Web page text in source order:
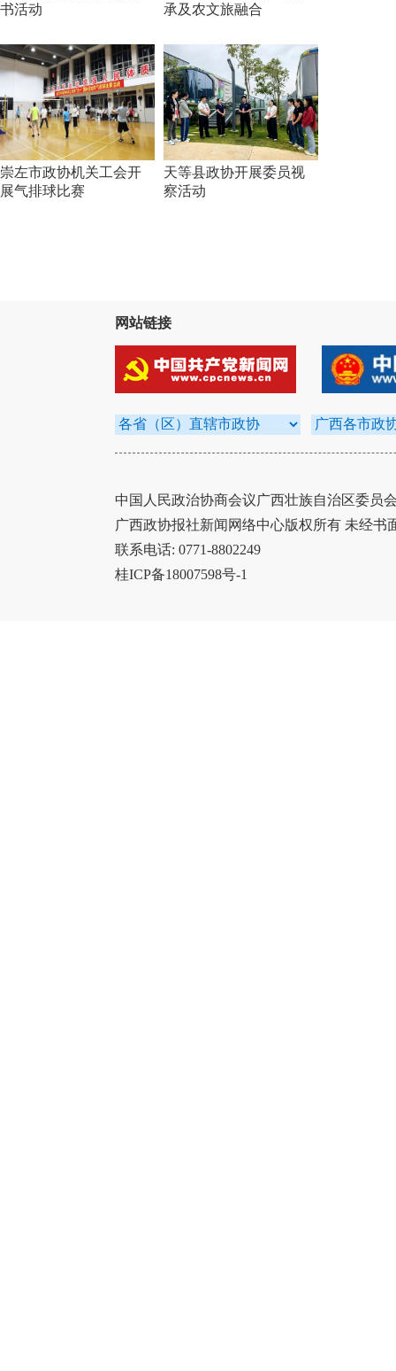
书活动
承及农文旅融合
崇左市政协机关工会开
展气排球比赛
天等县政协开展委员视
察活动
网站链接
中国人民政治协商会议广西壮族自治区委员
广西政协报社新闻网络中心版权所有 未经书
联系电话: 0771-8802249
桂ICP备18007598号-1